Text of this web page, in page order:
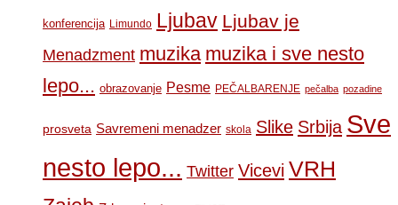
konferencija Limundo Ljubav Ljubav je
Menadzment muzika muzika i sve nesto
lepo... obrazovanje Pesme PEČALBARENJE pečalba pozadine
prosveta Savremeni menadzer skola Slike Srbija Sve
nesto lepo... Twitter Vicevi VRH